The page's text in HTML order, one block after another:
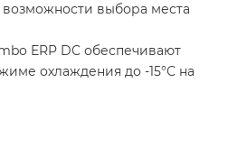
выбора места
ERP DC обеспечивают
охлаждения до -15°С на